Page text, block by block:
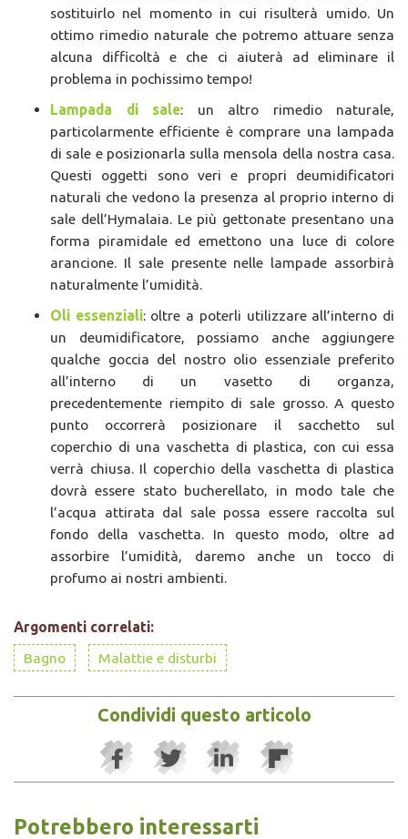
sostituirlo nel momento in cui risulterà umido. Un
ottimo rimedio naturale che potremo attuare senza
alcuna difficoltà e che ci aiuterà ad eliminare il
problema in pochissimo tempo!
Lampada di sale: un altro rimedio naturale,
particolarmente efficiente è comprare una lampada
di sale e posizionarla sulla mensola della nostra casa.
Questi oggetti sono veri e propri deumidificatori
naturali che vedono la presenza al proprio interno di
sale dell’Hymalaia. Le più gettonate presentano una
forma piramidale ed emettono una luce di colore
arancione. Il sale presente nelle lampade assorbirà
naturalmente l’umidità.
Oli essenziali: oltre a poterli utilizzare all’interno di
un deumidificatore, possiamo anche aggiungere
qualche goccia del nostro olio essenziale preferito
all’interno di un vasetto di organza,
precedentemente riempito di sale grosso. A questo
punto occorrerà posizionare il sacchetto sul
coperchio di una vaschetta di plastica, con cui essa
verrà chiusa. Il coperchio della vaschetta di plastica
dovrà essere stato bucherellato, in modo tale che
l’acqua attirata dal sale possa essere raccolta sul
fondo della vaschetta. In questo modo, oltre ad
assorbire l’umidità, daremo anche un tocco di
profumo ai nostri ambienti.
Argomenti correlati:
Bagno
Malattie e disturbi
Condividi questo articolo
Potrebbero interessarti